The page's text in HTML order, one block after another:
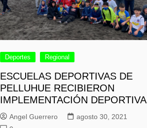
Deportes Regional
ESCUELAS DEPORTIVAS DE
PELLUHUE RECIBIERON
IMPLEMENTACIÓN DEPORTIVA
Angel Guerrero
agosto 30, 2021